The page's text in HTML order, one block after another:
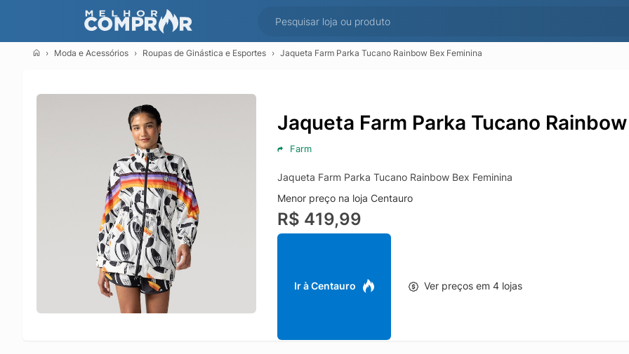
Moda e Acessórios Roupas de Ginástica e Esportes Jaqueta Farm Parka Tucano Rainbow Bex Feminina
Jaqueta Farm Parka Tucano
Farm
Jaqueta Farm Parka Tucano Rainbow Bex Feminina
Menor preço na loja Centauro
R$ 419,99
Ir à Centauro Ver preços em 4 lojas